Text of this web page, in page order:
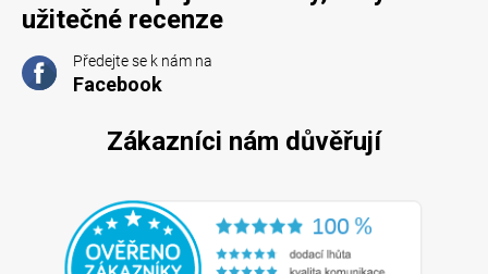
užitečné recenze
Předejte se k nám na
Facebook
Zákazníci nám důvěřují